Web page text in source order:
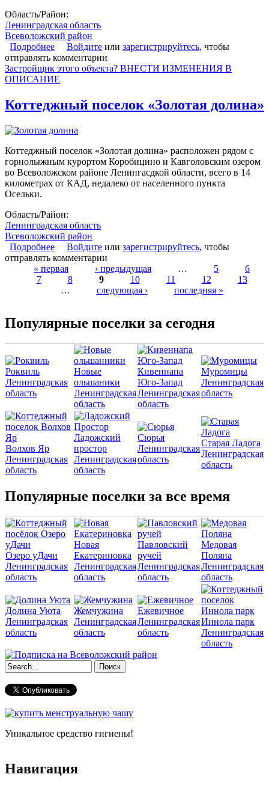
Область/Район:
Ленинградская область
Всеволожский район
Подробнее о Коттеджный поселок «Касимово»
Войдите или зарегистрируйтесь, чтобы
отправлять комментарии
Застройщик этого объекта? ВНЕСТИ ИЗМЕНЕНИЯ В
ОПИСАНИЕ
Коттеджный поселок «Золотая долина»
Коттеджный поселок «Золотая долина» расположен рядом с
горнолыжным курортом Коробицино и Кавголовским озером
во Всеволожском районе Ленингасдкой области, всего в 14
километрах от КАД, недалеко от населенного пункта
Осельки.
Область/Район:
Ленинградская область
Всеволожский район
Подробнее о Коттеджный поселок «Золотая долина»
Войдите или зарегистрируйтесь, чтобы
отправлять комментарии
Страницы
« первая ‹ предыдущая … 5
6
7
8 9 10 11 12
13
…
следующая › последняя »
Популярные поселки за сегодня
Роквиль
Ленинградская
область
Новые
ольшаники
Ленинградская
область
Кивеннапа
Юго-Запад
Ленинградская
область
Муромицы
Ленинградская
область
Волхов Яр
Ленинградская
область
Ладожский
простор
Ленинградская
область
Сюрья
Ленинградская
область
Старая Ладога
Ленинградская
область
Популярные поселки за все время
Озеро уДачи
Ленинградская
область
Новая
Екатериновка
Ленинградская
область
Павловский
ручей
Ленинградская
область
Медовая
Поляна
Ленинградская
область
Долина Уюта
Ленинградская
область
Жемчужина
Ленинградская
область
Ежевичное
Ленинградская
область
Иннола парк
Ленинградская
область
Форма поиска
Уникальное средство гигиены!
Навигация